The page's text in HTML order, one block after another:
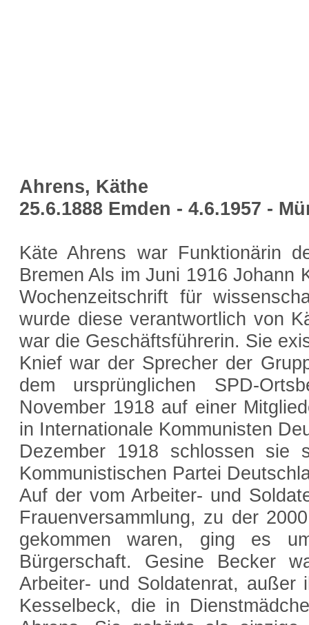
Ahrens, Käthe
25.6.1888 Emden - 4.6.1957 -
Käte Ahrens war Funktionärin
Bremen Als im Juni 1916 Johann
Wochenzeitschrift für
wurde diese verantwortlich von
war die Geschäftsführerin. Sie
Knief war der Sprecher der
dem ursprünglichen SPD-
November 1918 auf einer
in Internationale Kommunisten
Dezember 1918 schlossen sie
Kommunistischen Partei
Auf der vom Arbeiter- und
Frauenversammlung, zu der
gekommen waren, ging es
Bürgerschaft. Gesine Becker
Arbeiter- und Soldatenrat, außer
Kesselbeck, die in